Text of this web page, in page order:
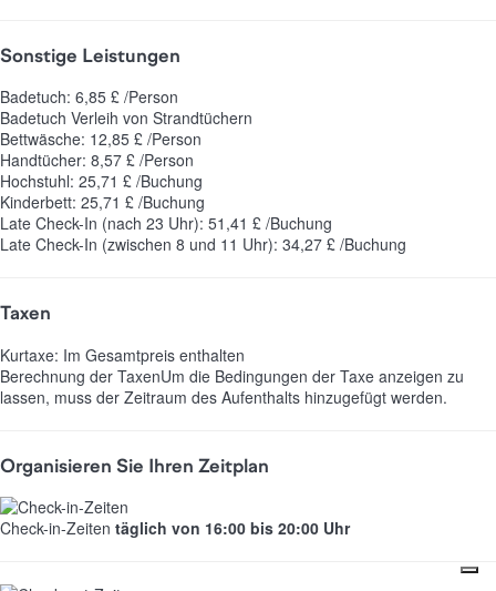
Sonstige Leistungen
Badetuch: 6,85 £ /Person
Badetuch Verleih von Strandtüchern
Bettwäsche: 12,85 £ /Person
Handtücher: 8,57 £ /Person
Hochstuhl: 25,71 £ /Buchung
Kinderbett: 25,71 £ /Buchung
Late Check-In (nach 23 Uhr): 51,41 £ /Buchung
Late Check-In (zwischen 8 und 11 Uhr): 34,27 £ /Buchung
Taxen
Kurtaxe: Im Gesamtpreis enthalten
Berechnung der TaxenUm die Bedingungen der Taxe anzeigen zu
lassen, muss der Zeitraum des Aufenthalts hinzugefügt werden.
Organisieren Sie Ihren Zeitplan
Check-in-Zeiten täglich von 16:00 bis 20:00 Uhr